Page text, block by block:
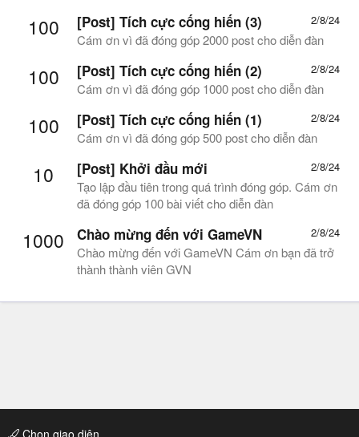
100 2/8/24
[Post] Tích cực cống hiến (3)
Cám ơn vì đã đóng góp 2000 post cho diễn đàn
100 2/8/24
[Post] Tích cực cống hiến (2)
Cám ơn vì đã đóng góp 1000 post cho diễn đàn
100 2/8/24
[Post] Tích cực cống hiến (1)
Cám ơn vì đã đóng góp 500 post cho diễn đàn
10 2/8/24
[Post] Khởi đầu mới
Tạo lập đầu tiên trong quá trình đóng góp. Cám ơn
đã đóng góp 100 bài viết cho diễn đàn
1000 2/8/24
Chào mừng đến với GameVN
Chào mừng đến với GameVN Cám ơn bạn đã trở
thành thành viên GVN
Chọn giao diện